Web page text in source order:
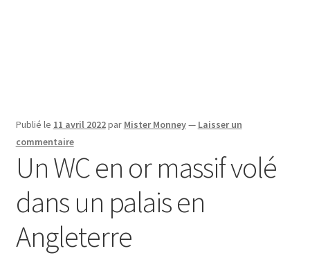
Publié le 11 avril 2022par Mister Monney— Laisser un
commentaire
Un WC en or massif volé
dans un palais en
Angleterre